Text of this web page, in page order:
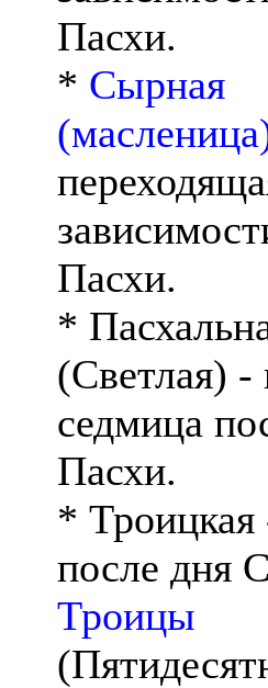
Пасхи.
* Сырная
Пасхи.
*
(Светлая) -
седмица
Пасхи.
* Троицкая
после дня
Троицы